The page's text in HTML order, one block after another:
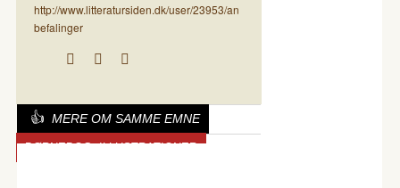
http://www.litteratursiden.dk/user/23953/an
befalinger
MERE OM SAMME EMNE
BØRNEBOG. ILLUSTRATIONER